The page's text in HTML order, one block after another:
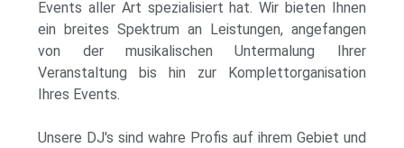
Events aller Art spezialisiert hat. Wir bieten Ihnen
ein breites Spektrum an Leistungen, angefangen
von der musikalischen Untermalung Ihrer
Veranstaltung bis hin zur Komplettorganisation
Ihres Events.
Unsere DJ's sind wahre Profis auf ihrem Gebiet und